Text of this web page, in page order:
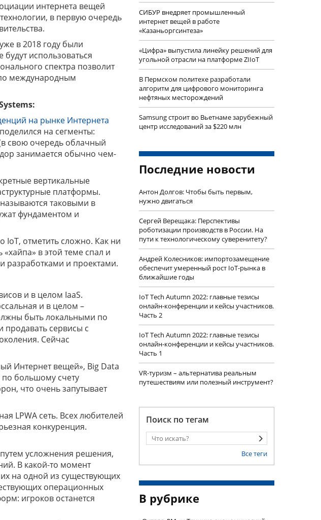
интернета вещей
в первую очередь
в 2018 году были
использоваться
спектра позволит
международным
на рынке Интернета
на сегменты:
свою очередь облачный
занимается обычно чем-
вертикальные
платформы.
таковыми в
фундаментом и
IoT, отметить сложно. Как ни
в этой теме спал и
разработками и проектами.
и в целом IaaS.
и в целом –
быть локальными по
продавать сервисы с
Сейчас
Интернет вещей», Big Data
по большому счету
что очень запутывает
LPWA сеть. Всех любителей
конкуренция.
усложнения решения,
В какой-то момент
на одной из существующих
операционных
игроков останется
СИБУР внедряет промышленный
интернет вещей в работе
«Казаньоргсинтеза»
«Цифра» выпустила линейку решений для
угольной отрасли на платформе ZIIoT
В Пермском политехе разработали
алгоритм для цифрового мониторинга
нефтяных месторождений
Samsung строит во Вьетнаме зарубежный
центр исследований за $220 млн
Последние новости
Антон Долгов: Чтобы быть первым,
нужно двигаться
Сергей Верещака: Перспективы
роботизации производств в России. На
пути к технологическому суверенитету?
Андрей Колесников: импортозамещение
обеспечит умеренный рост IoT-рынка в
ближайшие годы
IoT Tech Autumn 2022: главные тезисы
онлайн-конференции и кейсы участников.
Часть 2
IoT Tech Autumn 2022: главные тезисы
онлайн-конференции и кейсы участников.
Часть 1
VR-туризм – альтернатива реальным
путешествиям или полезный инструмент?
Поиск по тегам
Все теги
В рубрике